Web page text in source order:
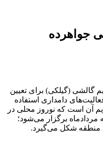
جواهرده
گالشی (گیلکی) برای تعیین
دامداری استفاده
آن است که نوروز محلی در
مردادماه برگزار می‌شود؛
منطقه شکل می‌گیرد.